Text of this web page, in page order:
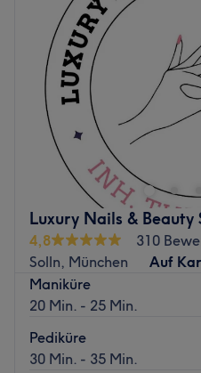
Luxury Nails & Beauty
4,8
310
Solln, München
Auf
Maniküre
20 Min. - 25 Min.
Pediküre
30 Min. - 35 Min.